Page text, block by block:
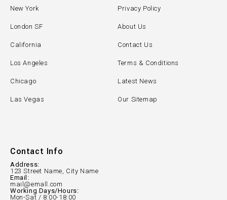
Contact Info
Address:
123 Street Name, City Name
Email:
mail@emall.com
Working Days/Hours:
Mon-Sat / 8:00-18:00
New York
London SF
California
Los Angeles
Chicago
Las Vegas
Privacy Policy
About Us
Contact Us
Terms & Conditions
Latest News
Our Sitemap